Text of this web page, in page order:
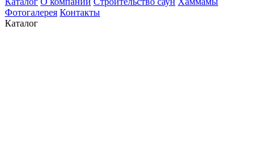
Фотогалерея Контакты
Каталог